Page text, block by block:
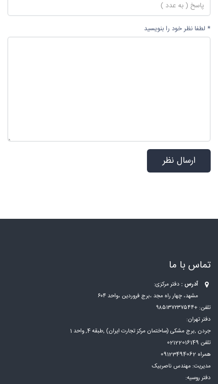
* لطفا نظر خود را بنویسید
تماس با ما
آدرس : دفتر مرکزی:
مشهد، چهار راه مجد ،برج فروردین ،واحد ۶۰۴
تلفن: +۹۸۵۱۳۷۲۳۷۵۴۴
دفتر تهران:
جردن ,برج مشکی (ساختمان مرکز تجارت ایران) ,طبقه 4, واحد 1
تلفن 02122016149
همراه 09123494062
مدیریت: مهندس ناصربیک
دفتر روسیه: